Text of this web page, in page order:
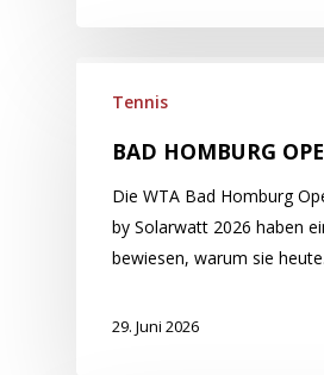
Tennis
BAD HOMBURG
Die WTA Bad Homburg
by Solarwatt 2026 haben
bewiesen, warum sie
29. Juni 2026